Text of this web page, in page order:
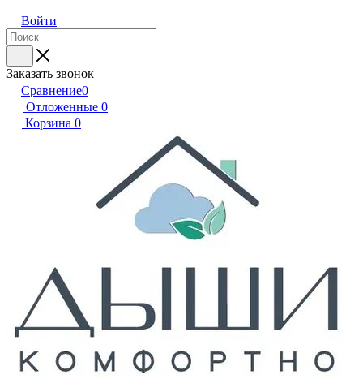
Войти
Заказать звонок
Сравнение0
Отложенные 0
Корзина 0